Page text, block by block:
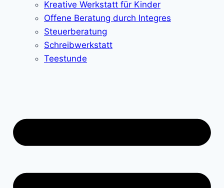
Kreative Werkstatt für Kinder
Offene Beratung durch Integres
Steuerberatung
Schreibwerkstatt
Teestunde